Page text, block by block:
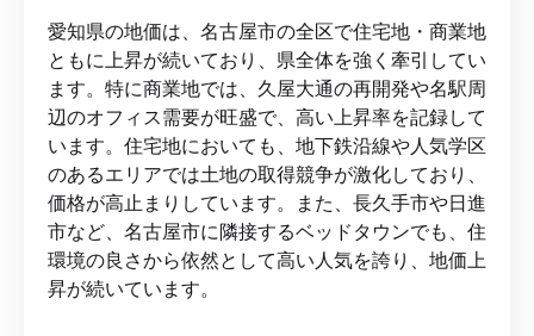
愛知県の地価は、名古屋市の全区で住宅地・商業地
ともに上昇が続いており、県全体を強く牽引してい
ます。特に商業地では、久屋大通の再開発や名駅周
辺のオフィス需要が旺盛で、高い上昇率を記録して
います。住宅地においても、地下鉄沿線や人気学区
のあるエリアでは土地の取得競争が激化しており、
価格が高止まりしています。また、長久手市や日進
市など、名古屋市に隣接するベッドタウンでも、住
環境の良さから依然として高い人気を誇り、地価上
昇が続いています。